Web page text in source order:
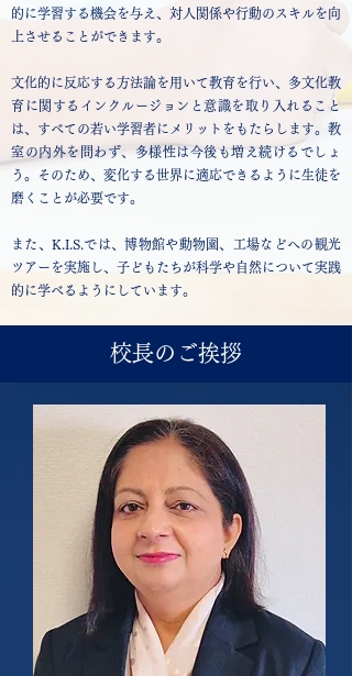
的に学習する機会を与え、対人関係や行動のスキルを向
上させることができます。
文化的に反応する方法論を用いて教育を行い、多文化教
育に関するインクルージョンと意識を取り入れること
は、すべての若い学習者にメリットをもたらします。教
室の内外を問わず、多様性は今後も増え続けるでしょ
う。そのため、変化する世界に適応できるように生徒を
磨くことが必要です。
また、K.I.S.では、博物館や動物園、工場などへの観光
ツアーを実施し、子どもたちが科学や自然について実践
的に学べるようにしています。
校長のご挨拶